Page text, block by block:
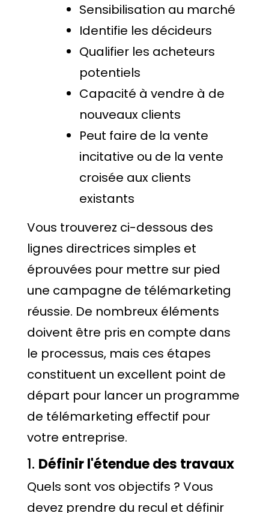
Sensibilisation au marché
Identifie les décideurs
Qualifier les acheteurs
potentiels
Capacité à vendre à de
nouveaux clients
Peut faire de la vente
incitative ou de la vente
croisée aux clients
existants
Vous trouverez ci-dessous des
lignes directrices simples et
éprouvées pour mettre sur pied
une campagne de télémarketing
réussie. De nombreux éléments
doivent être pris en compte dans
le processus, mais ces étapes
constituent un excellent point de
départ pour lancer un programme
de télémarketing eﬀectif pour
votre entreprise.
1. Définir l'étendue des travaux
Quels sont vos objectifs ? Vous
devez prendre du recul et définir